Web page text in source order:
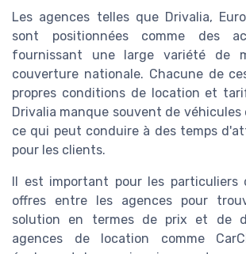
Les agences telles que Drivalia,
sont positionnées comme des
fournissant une large variété de
couverture nationale. Chacune de
propres conditions de location et
Drivalia manque souvent de véhicules
ce qui peut conduire à des temps
pour les clients.
Il est important pour les particuliers
offres entre les agences pour
solution en termes de prix et de
agences de location comme